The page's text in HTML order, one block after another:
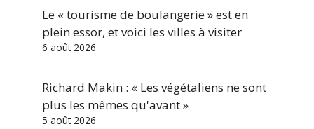
Le « tourisme de boulangerie » est en
plein essor, et voici les villes à visiter
6 août 2026
Richard Makin : « Les végétaliens ne sont
plus les mêmes qu'avant »
5 août 2026